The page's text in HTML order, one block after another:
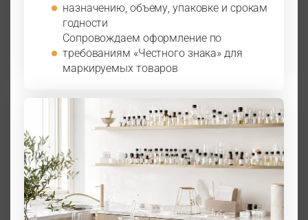
назначению, объему, упаковке и срокам
годности
Сопровождаем оформление по
требованиям «Честного знака» для
маркируемых товаров